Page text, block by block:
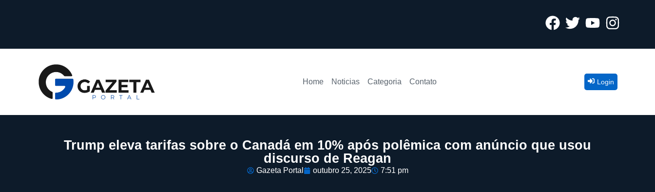
Home Noticias Categoria Contato Login
Trump eleva tarifas sobre o Canadá em 10% após polêmica com anúncio que usou
discurso de Reagan
Gazeta Portal outubro 25, 2025 7:51 pm